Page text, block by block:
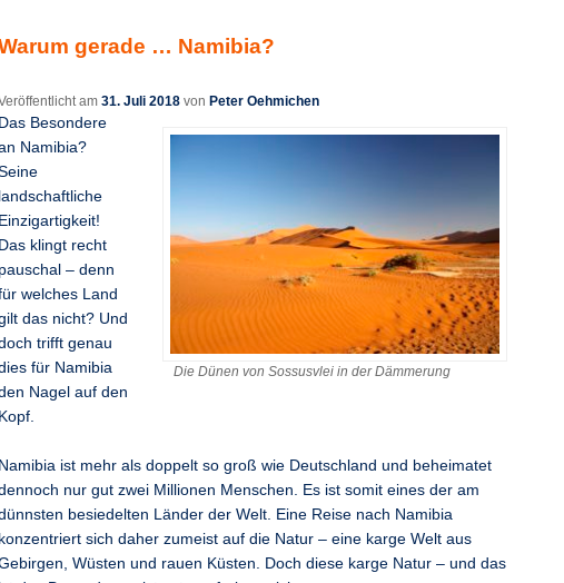
gerade … Namibia?
am 31. Juli 2018 von Peter Oehmichen
Die Dünen von Sossusvlei in der Dämmerung
Das Besondere
Namibia?
landschaftliche
Einzigartigkeit!
Das klingt recht
pauschal – denn
welches Land
das nicht? Und
trifft genau
für Namibia
Nagel auf den
Kopf.
Namibia ist mehr als doppelt so groß wie Deutschland und beheimatet
nur gut zwei Millionen Menschen. Es ist somit eines der am
besiedelten Länder der Welt. Eine Reise nach Namibia
konzentriert sich daher zumeist auf die Natur – eine karge Welt aus
Wüsten und rauen Küsten. Doch diese karge Natur – und das